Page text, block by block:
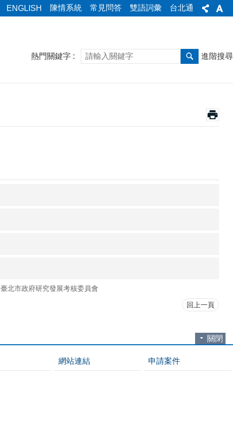
ENGLISH 陳情系統 常見問答 雙語詞彙 台北通
熱門關鍵字 進階搜尋
臺北市政府研究發展考核委員會
回上一頁
關閉
網站連結 申請案件